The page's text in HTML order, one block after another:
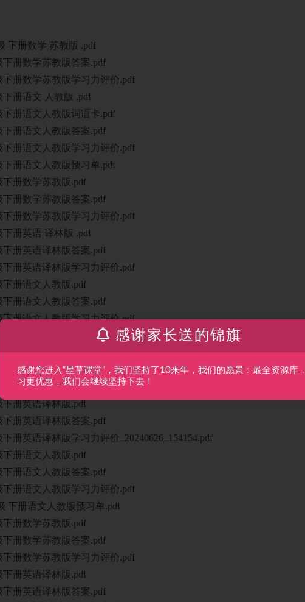
下册数学 苏教版 .pdf
册数学苏教版答案.pdf
册数学苏教版学习力评价.pdf
册语文 人教版 .pdf
册语文人教版词语卡.pdf
册语文人教版答案.pdf
册语文人教版学习力评价.pdf
册语文人教版预习单.pdf
册数学苏教版.pdf
册数学苏教版答案.pdf
册数学苏教版学习力评价.pdf
册英语 译林版 .pdf
册英语译林版答案.pdf
册英语译林版学习力评价.pdf
册语文人教版.pdf
册语文人教版答案.pdf
册语文人教版学习力评价.pdf
下册语文人教版预习单.pdf
册数学苏教版.pdf
册数学苏教版答案.pdf
册数学苏教版学习力评价.pdf
册英语译林版.pdf
册英语译林版答案.pdf
册英语译林版学习力评价_20240626_154154.pdf
册语文人教版.pdf
册语文人教版答案.pdf
册语文人教版学习力评价.pdf
下册语文人教版预习单.pdf
册数学苏教版.pdf
册数学苏教版答案.pdf
册数学苏教版学习力评价.pdf
册英语译林版.pdf
册英语译林版答案.pdf
感谢家长送的锦旗
感谢您进入“星草课堂”，我们坚持了10来年，我们的愿景：最全资源库
习更优惠，我们会继续坚持下去！